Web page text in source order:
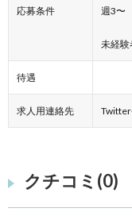
応募条件 週3〜
未経験
待遇
求人用連絡先 Twitter
クチコミ(0)